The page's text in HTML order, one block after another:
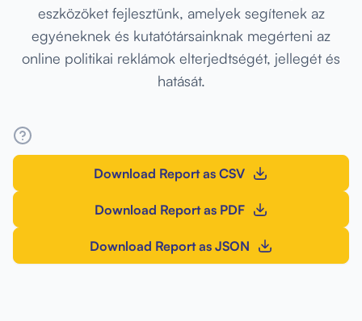
eszközöket fejlesztünk, amelyek segítenek az
egyéneknek és kutatótársainknak megérteni az
online politikai reklámok elterjedtségét, jellegét és
hatását.
Download Report as CSV
Download Report as PDF
Download Report as JSON